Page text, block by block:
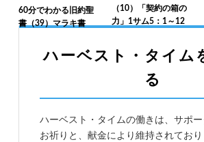
60分でわかる旧約聖
書（39）マラキ書
（10）「契約の箱の
力」1サム5：1～12
ハーベスト・タイム
る
ハーベスト・タイムの働きは、サポ
お祈りと、献金により維持されており